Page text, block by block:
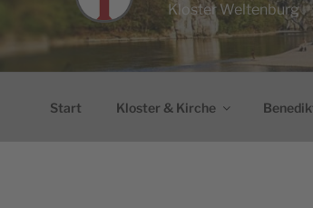
Kloster Weltenburg
Start Kloster & Kirche